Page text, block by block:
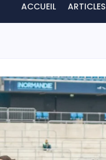
ACCUEIL ARTICLES